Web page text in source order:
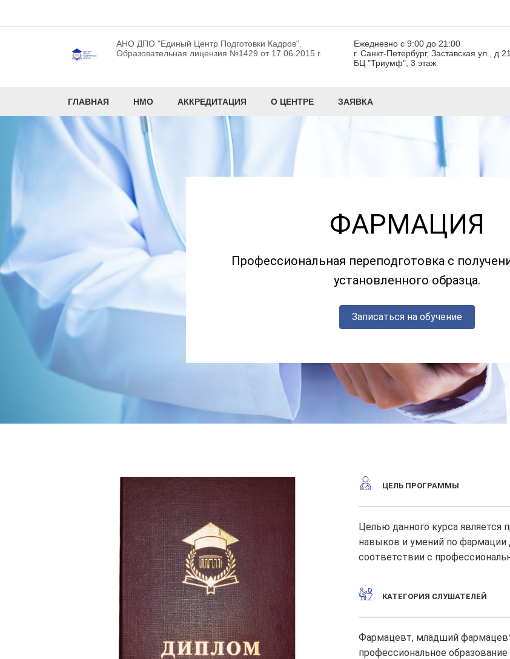
АНО ДПО "Единый Центр Подготовки Кадров".
Образовательная лицензия №1429 от 17.06.2015 г.
Ежедневно с 9:00 до 21:00
г. Санкт-Петербург, Заставская ул.,
БЦ "Триумф", 3 этаж
ГЛАВНАЯ НМО АККРЕДИТАЦИЯ О ЦЕНТРЕ ЗАЯВКА
ФАРМАЦИЯ
Профессиональная переподготовка с
установленного образца.
Записаться на обучение
ЦЕЛЬ ПРОГРАММЫ
Целью данного курса является
навыков и умений по
соответствии с
КАТЕГОРИЯ СЛУШАТЕЛЕЙ
Фармацевт, младший
профессиональное